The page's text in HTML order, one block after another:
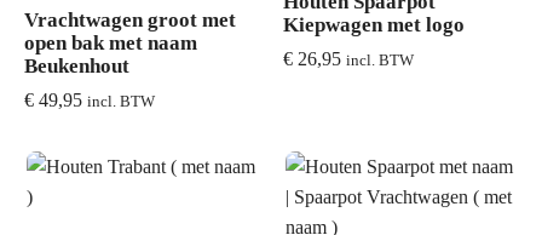
Vrachtwagen groot met
open bak met naam
Beukenhout
€ 49,95 incl. BTW
Kiepwagen met logo
€ 26,95 incl. BTW